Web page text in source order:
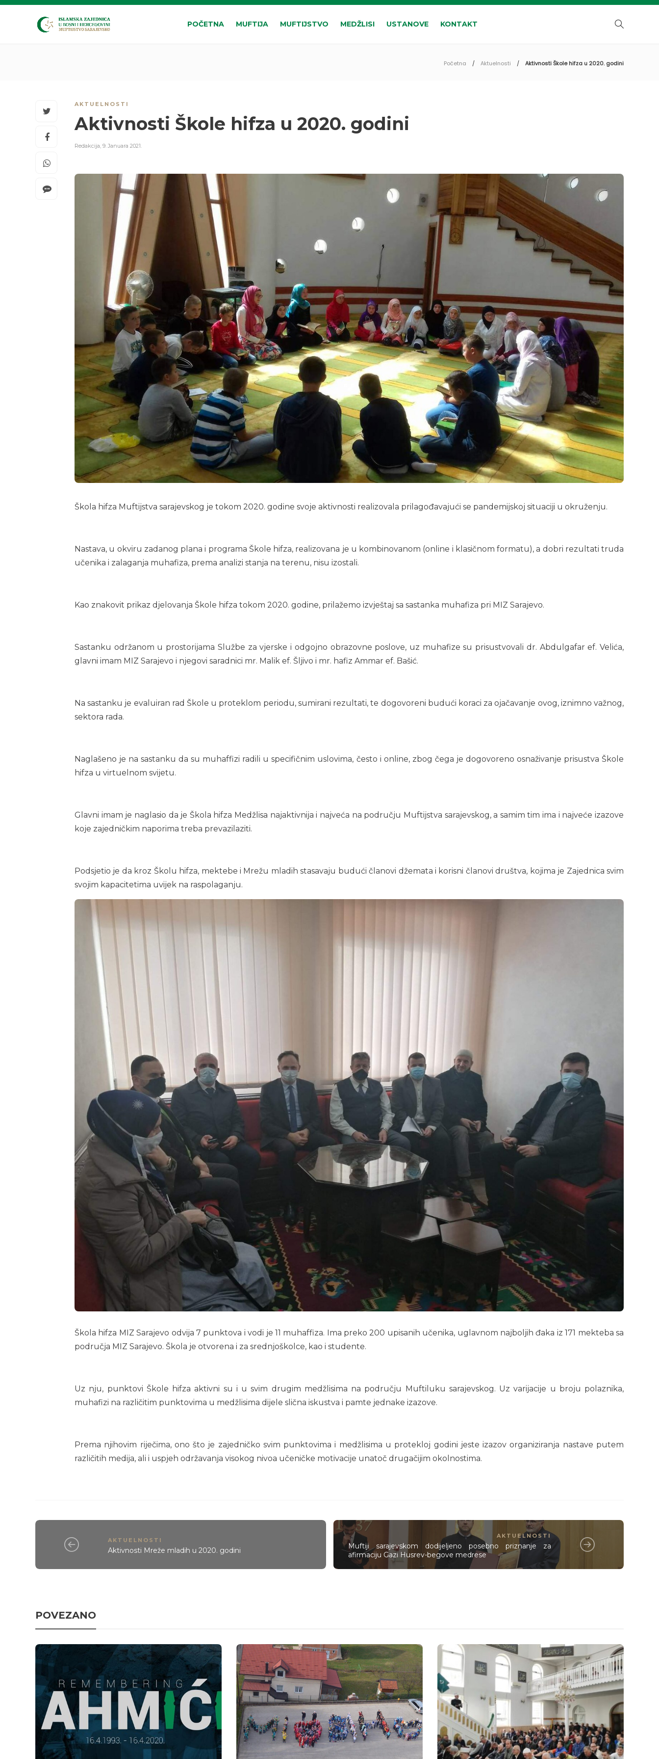
POČETNA MUFTIJA MUFTIJSTVO MEDŽLISI USTANOVE KONTAKT
Početna Aktuelnosti Aktivnosti Škole hifza u 2020. godini
AKTUELNOSTI
Aktivnosti Škole hifza u 2020. godini
Redakcija, 9. Januara 2021.
Škola hifza Muftijstva sarajevskog je tokom 2020. godine svoje aktivnosti realizovala prilagođavajući se pandemijskoj situaciji u okruženju.
Nastava, u okviru zadanog plana i programa Škole hifza, realizovana je u kombinovanom (online i klasičnom formatu), a dobri rezultati truda
učenika i zalaganja muhafiza, prema analizi stanja na terenu, nisu izostali.
Kao znakovit prikaz djelovanja Škole hifza tokom 2020. godine, prilažemo izvještaj sa sastanka muhafiza pri MIZ Sarajevo.
Sastanku održanom u prostorijama Službe za vjerske i odgojno obrazovne poslove, uz muhafize su prisustvovali dr. Abdulgafar ef. Velića,
glavni imam MIZ Sarajevo i njegovi saradnici mr. Malik ef. Šljivo i mr. hafiz Ammar ef. Bašić.
Na sastanku je evaluiran rad Škole u proteklom periodu, sumirani rezultati, te dogovoreni budući koraci za ojačavanje ovog, iznimno važnog,
sektora rada.
Naglašeno je na sastanku da su muhaffizi radili u specifičnim uslovima, često i online, zbog čega je dogovoreno osnaživanje prisustva Škole
hifza u virtuelnom svijetu.
Glavni imam je naglasio da je Škola hifza Medžlisa najaktivnija i najveća na području Muftijstva sarajevskog, a samim tim ima i najveće izazove
koje zajedničkim naporima treba prevazilaziti.
Podsjetio je da kroz Školu hifza, mektebe i Mrežu mladih stasavaju budući članovi džemata i korisni članovi društva, kojima je Zajednica svim
svojim kapacitetima uvijek na raspolaganju.
Škola hifza MIZ Sarajevo odvija 7 punktova i vodi je 11 muhaffiza. Ima preko 200 upisanih učenika, uglavnom najboljih đaka iz 171 mekteba sa
područja MIZ Sarajevo. Škola je otvorena i za srednjoškolce, kao i studente.
Uz nju, punktovi Škole hifza aktivni su i u svim drugim medžlisima na području Muftiluku sarajevskog. Uz varijacije u broju polaznika,
muhafizi na različitim punktovima u medžlisima dijele slična iskustva i pamte jednake izazove.
Prema njihovim riječima, ono što je zajedničko svim punktovima i medžlisima u protekloj godini jeste izazov organiziranja nastave putem
različitih medija, ali i uspjeh održavanja visokog nivoa učeničke motivacije unatoč drugačijim okolnostima.
AKTUELNOSTI
Aktivnosti Mreže mladih u 2020. godini
AKTUELNOSTI
Muftiji sarajevskom dodijeljeno posebno priznanje za
afirmaciju Gazi Husrev-begove medrese
POVEZANO